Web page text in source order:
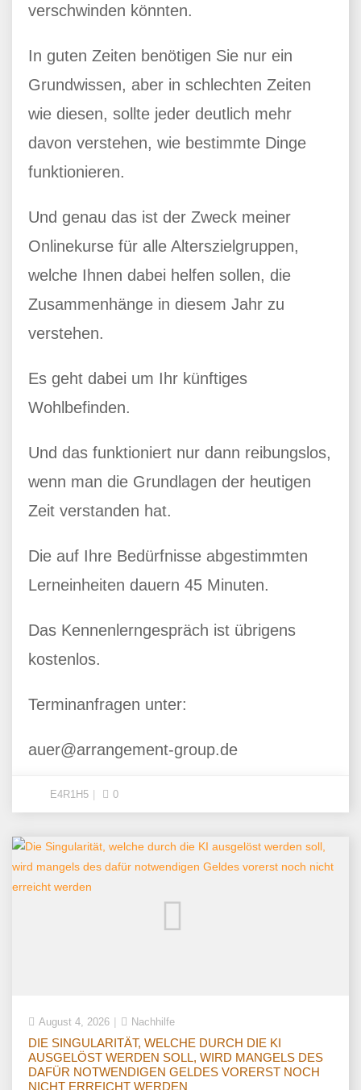
verschwinden könnten.
In guten Zeiten benötigen Sie nur ein
Grundwissen, aber in schlechten Zeiten
wie diesen, sollte jeder deutlich mehr
davon verstehen, wie bestimmte Dinge
funktionieren.
Und genau das ist der Zweck meiner
Onlinekurse für alle Alterszielgruppen,
welche Ihnen dabei helfen sollen, die
Zusammenhänge in diesem Jahr zu
verstehen.
Es geht dabei um Ihr künftiges
Wohlbefinden.
Und das funktioniert nur dann reibungslos,
wenn man die Grundlagen der heutigen
Zeit verstanden hat.
Die auf Ihre Bedürfnisse abgestimmten
Lerneinheiten dauern 45 Minuten.
Das Kennenlerngespräch ist übrigens
kostenlos.
Terminanfragen unter:
auer@arrangement-group.de
E4R1H5 0
August 4, 2026 Nachhilfe
DIE SINGULARITÄT, WELCHE DURCH DIE KI
AUSGELÖST WERDEN SOLL, WIRD MANGELS DES
DAFÜR NOTWENDIGEN GELDES VORERST NOCH
NICHT ERREICHT WERDEN